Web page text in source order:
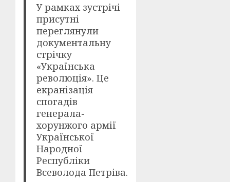
У рамках зустрічі
присутні
переглянули
документальну
стрічку
«Українська
революція». Це
екранізація
спогадів
генерала-
хорунжого армії
Української
Народної
Республіки
Всеволода Петріва.